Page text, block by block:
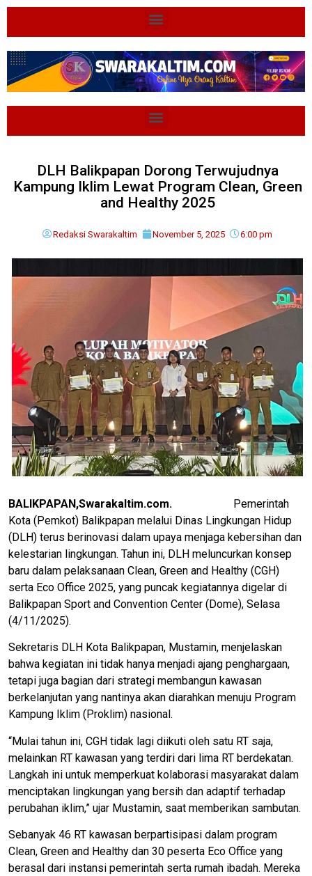
DLH Balikpapan Dorong Terwujudnya
Kampung Iklim Lewat Program Clean, Green
and Healthy 2025
Redaksi Swarakaltim November 5, 2025 6:00 pm
BALIKPAPAN,Swarakaltim.com. Pemerintah
Kota (Pemkot) Balikpapan melalui Dinas Lingkungan Hidup
(DLH) terus berinovasi dalam upaya menjaga kebersihan dan
kelestarian lingkungan. Tahun ini, DLH meluncurkan konsep
baru dalam pelaksanaan Clean, Green and Healthy (CGH)
serta Eco Office 2025, yang puncak kegiatannya digelar di
Balikpapan Sport and Convention Center (Dome), Selasa
(4/11/2025).
Sekretaris DLH Kota Balikpapan, Mustamin, menjelaskan
bahwa kegiatan ini tidak hanya menjadi ajang penghargaan,
tetapi juga bagian dari strategi membangun kawasan
berkelanjutan yang nantinya akan diarahkan menuju Program
Kampung Iklim (Proklim) nasional.
“Mulai tahun ini, CGH tidak lagi diikuti oleh satu RT saja,
melainkan RT kawasan yang terdiri dari lima RT berdekatan.
Langkah ini untuk memperkuat kolaborasi masyarakat dalam
menciptakan lingkungan yang bersih dan adaptif terhadap
perubahan iklim,” ujar Mustamin, saat memberikan sambutan.
Sebanyak 46 RT kawasan berpartisipasi dalam program
Clean, Green and Healthy dan 30 peserta Eco Office yang
berasal dari instansi pemerintah serta rumah ibadah. Mereka